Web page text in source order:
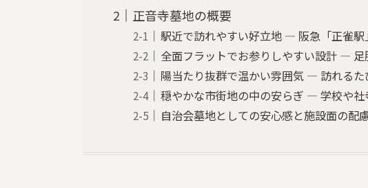
正音寺墓地の概要
駅近で訪れやすい好立地 — 阪急「正雀
全面フラットでお参りしやすい設計 —
陽当たり抜群で温かい雰囲気 — 訪れる
穏やかな市街地の中の安らぎ — 学校や
自治会墓地としての安心感と施設面の